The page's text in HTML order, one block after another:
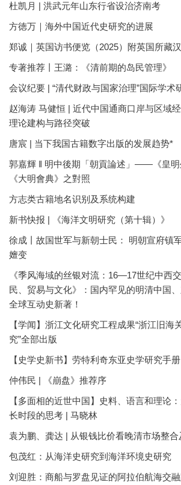
杜凯月 | 洪武元年山东行省设治济南考
方徳万｜海外中国近代史研究的进展
郑诚｜英国访书便览（2025）附英国所藏
专著推荐丨王潞：《清前期的岛民管理》
会议纪要 | “清代财政与国家治理”国际学术
赵海涛 马健恒 | 近代中国通商口岸与区域
理论建构与路径突破
唐宸 | 当下我国古籍数字出版的发展趋势*
郭嘉輝 ‖ 明中後期「朝貢論述」——《皇
《大明會典》之對照
方志类古籍地名识别及系统构建
新书快报 | 《海洋文明研究（第十辑）》
徐成丨故国世军与新朝士民： 明朝宣府镇
嬗变
《季风海域的丝银对流：16—17世纪中西
民、贸易与文化》：国内罕见的明清中国
全球互动史新著！
【学闻】浙江文化研究工程成果“浙江旧海
究”全部出版
【史学史新书】劳特利奇东亚史学研究手册
仲伟民 | 《崩盘》推荐序
【多面相的近世中国】史料、语言和理论
长时段的思考 | 马晓林
袁为鹏、龚达 | 从银钱比价看晚清市场整
包茂红：从海洋史研究到海洋环境史研究
刘迎胜：商船与罗盘见证的阿拉伯航海交